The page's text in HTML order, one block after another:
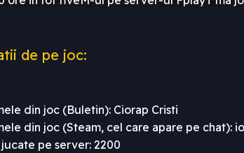
de pe joc:
din joc (Buletin): Ciorap Cristi
din joc (Steam, cel care apare pe chat):
pe server: 2200